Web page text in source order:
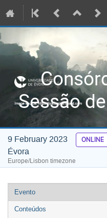
Sessão
9 February 2023 ONLINE
Évora
Europe/Lisbon timezone
Evento
Conteúdos